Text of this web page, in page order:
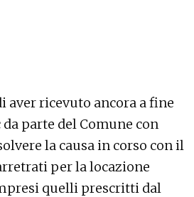
aver ricevuto ancora a fine
parte del Comune con
la causa in corso con il
per la locazione
quelli prescritti dal